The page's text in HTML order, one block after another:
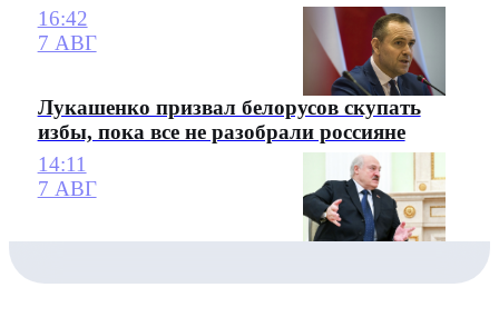
16:42
7 АВГ
Лукашенко призвал белорусов скупать
избы, пока все не разобрали россияне
14:11
7 АВГ